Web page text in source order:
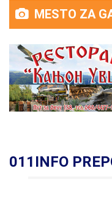
MESTO ZA
011INFO